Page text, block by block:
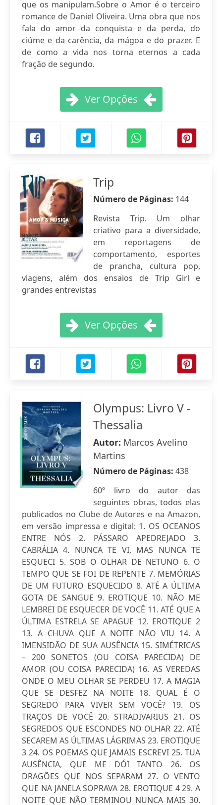
que os manipulam.Sobre o Amor é o terceiro
romance de Daniel Oliveira. Uma obra que nos
fala do amor da conquista e da perda, do
ciúme e da carência, da mágoa e do prazer. E
de como a vida nos torna eternos a cada
fração de segundo.
Ver Opções
Trip
Número de Páginas: 144
Revista Trip. Um olhar
criativo para a diversidade,
em reportagens de
comportamento, esportes
de prancha, cultura pop,
viagens, além dos ensaios de Trip Girl e
grandes entrevistas
Ver Opções
Olympus: Livro V -
Thessalia
Autor: Marcos Avelino
Martins
Número de Páginas: 438
60º livro do autor das
seguintes obras, todos elas
publicados no Clube de Autores e na Amazon,
em versão impressa e digital: 1. OS OCEANOS
ENTRE NÓS 2. PÁSSARO APEDREJADO 3.
CABRÁLIA 4. NUNCA TE VI, MAS NUNCA TE
ESQUECI 5. SOB O OLHAR DE NETUNO 6. O
TEMPO QUE SE FOI DE REPENTE 7. MEMÓRIAS
DE UM FUTURO ESQUECIDO 8. ATÉ A ÚLTIMA
GOTA DE SANGUE 9. EROTIQUE 10. NÃO ME
LEMBREI DE ESQUECER DE VOCÊ 11. ATÉ QUE A
ÚLTIMA ESTRELA SE APAGUE 12. EROTIQUE 2
13. A CHUVA QUE A NOITE NÃO VIU 14. A
IMENSIDÃO DE SUA AUSÊNCIA 15. SIMÉTRICAS
– 200 SONETOS (OU COISA PARECIDA) DE
AMOR (OU COISA PARECIDA) 16. AS VEREDAS
ONDE O MEU OLHAR SE PERDEU 17. A MAGIA
QUE SE DESFEZ NA NOITE 18. QUAL É O
SEGREDO PARA VIVER SEM VOCÊ? 19. OS
TRAÇOS DE VOCÊ 20. STRADIVARIUS 21. OS
SEGREDOS QUE ESCONDES NO OLHAR 22. ATÉ
SECAREM AS ÚLTIMAS LÁGRIMAS 23. EROTIQUE
3 24. OS POEMAS QUE JAMAIS ESCREVI 25. TUA
AUSÊNCIA, QUE ME DÓI TANTO 26. OS
DRAGÕES QUE NOS SEPARAM 27. O VENTO
QUE NA JANELA SOPRAVA 28. EROTIQUE 4 29. A
NOITE QUE NÃO TERMINOU NUNCA MAIS 30.